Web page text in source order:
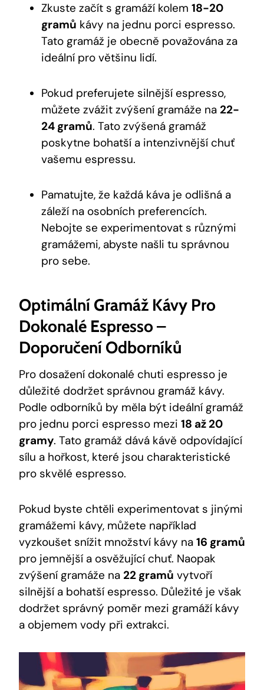
Zkuste ⁣začít s gramáží kolem 18-20
gramů kávy na ​jednu porci espresso.
Tato gramáž je⁢ obecně považována za
ideální pro‌ většinu lidí.
Pokud ⁢preferujete silnější espresso,
můžete zvážit zvýšení ‍gramáže⁢ na 22-
24 gramů. Tato zvýšená gramáž
poskytne bohatší a intenzivnější chuť
vašemu espressu.
Pamatujte, že každá káva ⁢je odlišná a
záleží‍ na osobních ⁤preferencích.
Nebojte se experimentovat‌ s různými
⁤gramážemi, abyste‍ našli tu správnou‌
pro ​sebe.
Optimální Gramáž Kávy⁤ Pro
Dokonalé Espresso –
Doporučení Odborníků
Pro ‌dosažení dokonalé chuti‍ espresso ⁢je
důležité dodržet správnou gramáž kávy.
Podle⁢ odborníků by měla ⁤být ideální gramáž
pro jednu ⁤porci espresso mezi 18 až 20​
gramy. Tato gramáž dává kávě ‍odpovídající‍
sílu a hořkost, které ⁣jsou charakteristické
pro ⁣skvělé⁣ espresso.
Pokud byste chtěli‌ experimentovat s⁤ jinými
gramážemi kávy, můžete například
vyzkoušet snížit množství⁣ kávy na 16 gramů
‍pro jemnější a osvěžující chuť.⁤ Naopak
zvýšení gramáže⁢ na 22 gramů vytvoří
silnější ‍a bohatší espresso. Důležité je však
dodržet správný poměr ‍mezi gramáží kávy
a⁣ objemem vody při extrakci.